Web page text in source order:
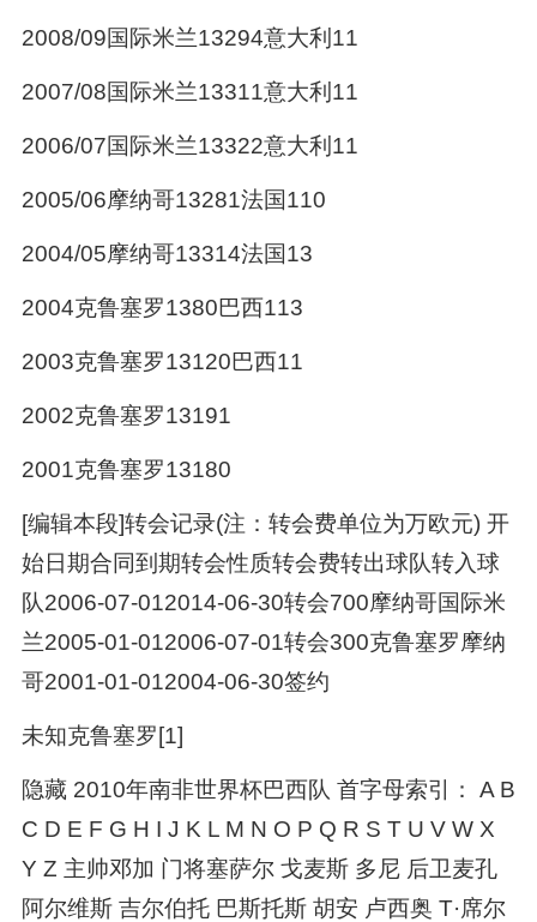
2008/09国际米兰13294意大利11
2007/08国际米兰13311意大利11
2006/07国际米兰13322意大利11
2005/06摩纳哥13281法国110
2004/05摩纳哥13314法国13
2004克鲁塞罗1380巴西113
2003克鲁塞罗13120巴西11
2002克鲁塞罗13191
2001克鲁塞罗13180
[编辑本段]转会记录(注：转会费单位为万欧元) 开
始日期合同到期转会性质转会费转出球队转入球
队2006-07-012014-06-30转会700摩纳哥国际米
兰2005-01-012006-07-01转会300克鲁塞罗摩纳
哥2001-01-012004-06-30签约
未知克鲁塞罗[1]
隐藏 2010年南非世界杯巴西队 首字母索引： A B
C D E F G H I J K L M N O P Q R S T U V W X
Y Z 主帅邓加 门将塞萨尔 戈麦斯 多尼 后卫麦孔
阿尔维斯 吉尔伯托 巴斯托斯 胡安 卢西奥 T·席尔